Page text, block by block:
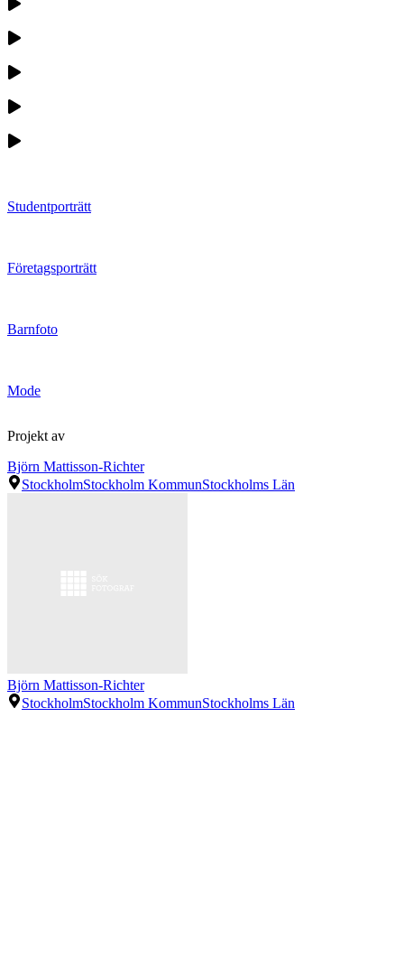
Studentporträtt
Företagsporträtt
Barnfoto
Mode
Projekt av
Björn Mattisson-Richter
StockholmStockholm KommunStockholms Län
Björn Mattisson-Richter
StockholmStockholm KommunStockholms Län